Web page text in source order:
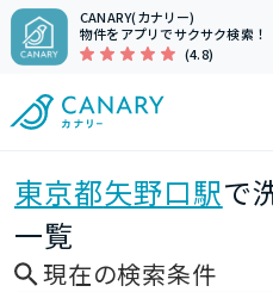
CANARY(カナリー)
物件をアプリでサクサク検索！
(4.8)
東京都矢野口駅で
一覧
現在の検索条件